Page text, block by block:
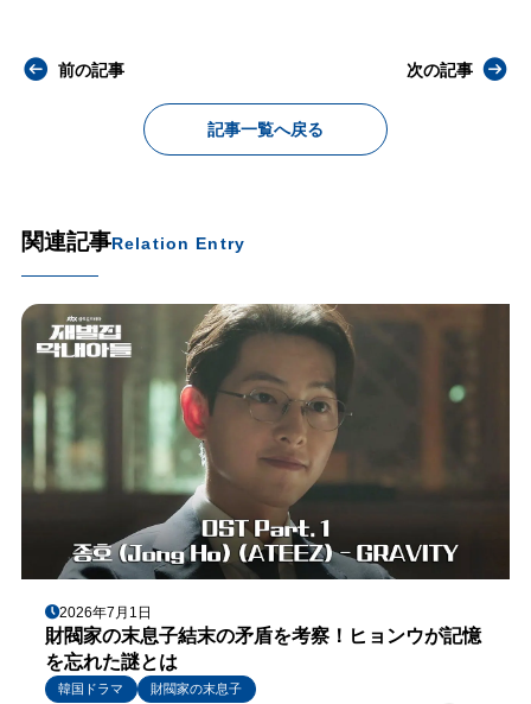
前の記事
記事一覧へ戻る
次の記事
関連記事Relation Entry
2026年7月1日
財閥家の末息子結末の矛盾を考察！ヒョンウが記憶
を忘れた謎とは
韓国ドラマ
財閥家の末息子